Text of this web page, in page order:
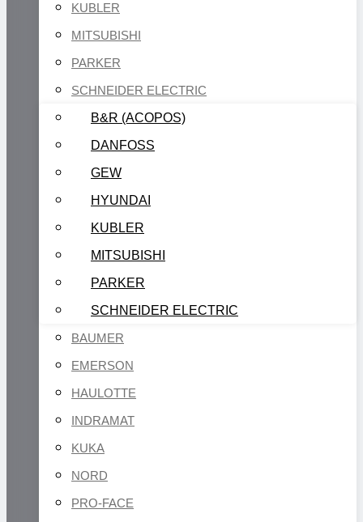
KUBLER
MITSUBISHI
PARKER
SCHNEIDER ELECTRIC
B&R (ACOPOS)
DANFOSS
GEW
HYUNDAI
KUBLER
MITSUBISHI
PARKER
SCHNEIDER ELECTRIC
BAUMER
EMERSON
HAULOTTE
INDRAMAT
KUKA
NORD
PRO-FACE